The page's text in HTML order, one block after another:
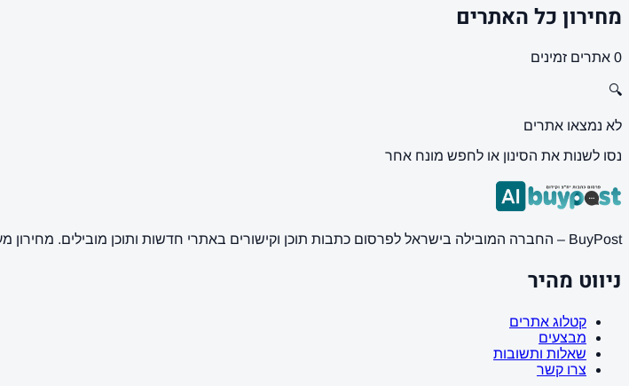
מחירון כל האתרים
0 אתרים זמינים
🔍
לא נמצאו אתרים
נסו לשנות את הסינון או לחפש מונח אחר
BuyPost – החברה המובילה בישראל לפרסום כתבות תוכן וקישורים באתרי חדשות ותוכן מובילים. מחירון מעודכן, כתיבת AI מתקדמת, קידום אתרים SEO מקצועי. 11 שנות ניסיון ואלפי לקוחות מרוצים.
ניווט מהיר
קטלוג אתרים
מבצעים
שאלות ותשובות
צרו קשר